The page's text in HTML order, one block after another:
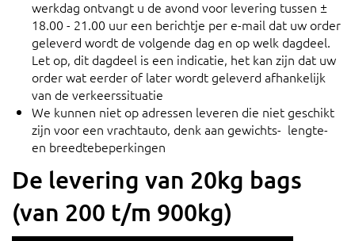
werkdag ontvangt u de avond voor levering tussen ±
18.00 - 21.00 uur een berichtje per e-mail dat uw order
geleverd wordt de volgende dag en op welk dagdeel.
Let op, dit dagdeel is een indicatie, het kan zijn dat uw
order wat eerder of later wordt geleverd afhankelijk
van de verkeerssituatie
We kunnen niet op adressen leveren die niet geschikt
zijn voor een vrachtauto, denk aan gewichts- lengte-
en breedtebeperkingen
De levering van 20kg bags
(van 200 t/m 900kg)